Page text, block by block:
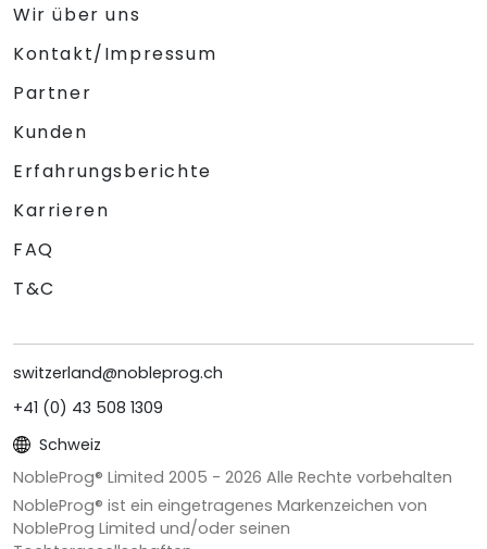
Wir über uns
Kontakt/Impressum
Partner
Kunden
Erfahrungsberichte
Karrieren
FAQ
T&C
switzerland@nobleprog.ch
+41 (0) 43 508 1309
Schweiz
NobleProg® Limited 2005 - 2026 Alle Rechte vorbehalten
NobleProg® ist ein eingetragenes Markenzeichen von
NobleProg Limited und/oder seinen